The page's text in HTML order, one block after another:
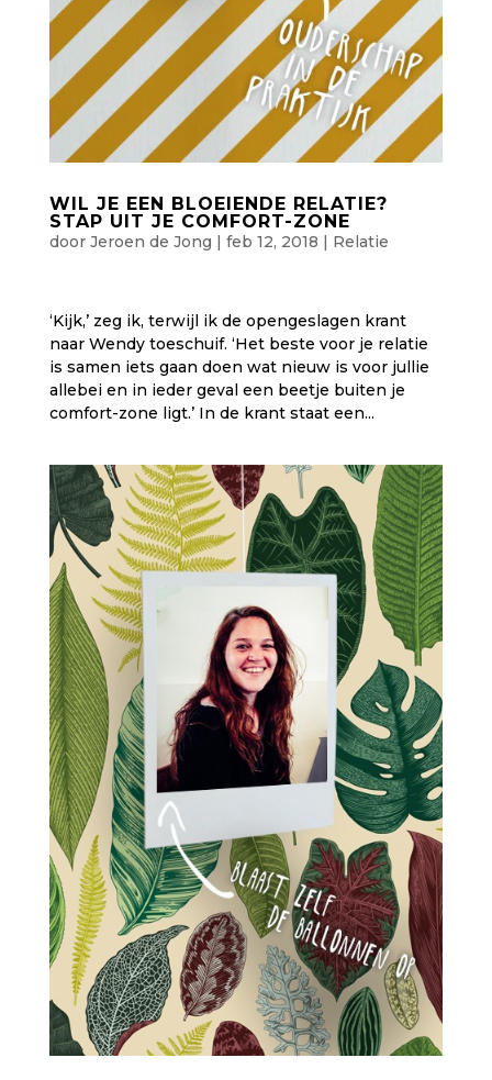
WIL JE EEN BLOEIENDE RELATIE?
STAP UIT JE COMFORT-ZONE
door Jeroen de Jong | feb 12, 2018 | Relatie
‘Kijk,’ zeg ik, terwijl ik de opengeslagen krant
naar Wendy toeschuif. ‘Het beste voor je relatie
is samen iets gaan doen wat nieuw is voor jullie
allebei en in ieder geval een beetje buiten je
comfort-zone ligt.’ In de krant staat een...